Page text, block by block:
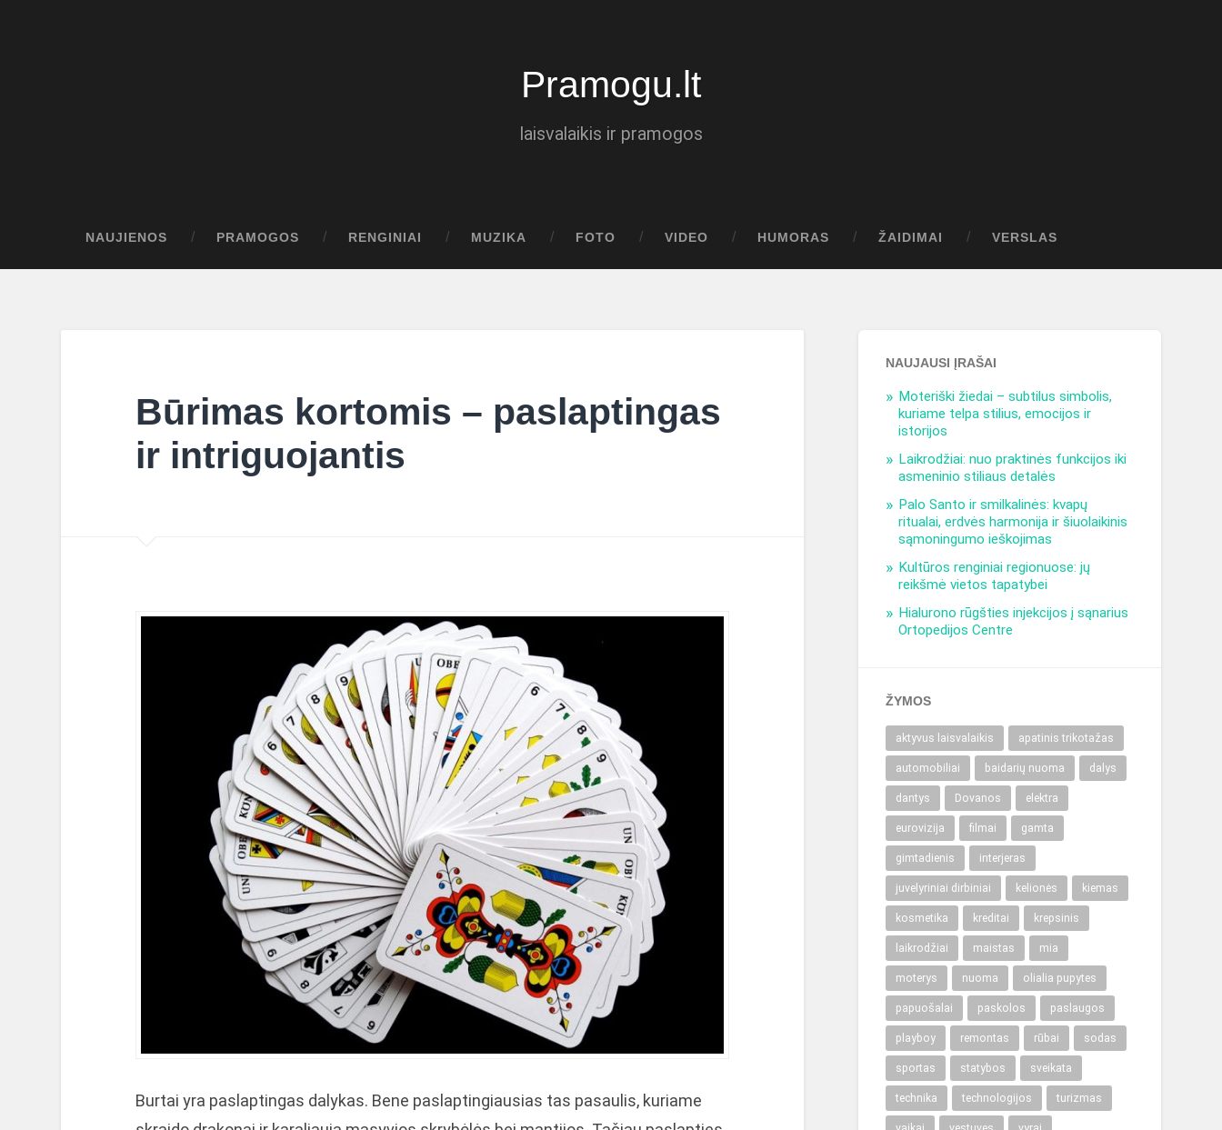
Pramogu.lt
laisvalaikis ir pramogos
NAUJIENOS PRAMOGOS RENGINIAI MUZIKA FOTO VIDEO HUMORAS ŽAIDIMAI VERSLAS
Būrimas kortomis – paslaptingas
ir intriguojantis
Burtai yra paslaptingas dalykas. Bene paslaptingiausias tas pasaulis, kuriame
NAUJAUSI ĮRAŠAI
Moteriški žiedai – subtilus simbolis,
kuriame telpa stilius, emocijos ir
istorijos
Laikrodžiai: nuo praktinės funkcijos iki
asmeninio stiliaus detalės
Palo Santo ir smilkalinės: kvapų
ritualai, erdvės harmonija ir šiuolaikinis
sąmoningumo ieškojimas
Kultūros renginiai regionuose: jų
reikšmė vietos tapatybei
Hialurono rūgšties injekcijos į sąnarius
Ortopedijos Centre
ŽYMOS
aktyvus laisvalaikis apatinis trikotažas
automobiliai baidarių nuoma dalys
dantys Dovanos elektra
eurovizija filmai gamta
gimtadienis interjeras
juvelyriniai dirbiniai kelionės kiemas
kosmetika kreditai krepsinis
laikrodžiai maistas mia
moterys nuoma olialia pupytes
papuošalai paskolos paslaugos
playboy remontas rūbai sodas
sportas statybos sveikata
technika technologijos turizmas